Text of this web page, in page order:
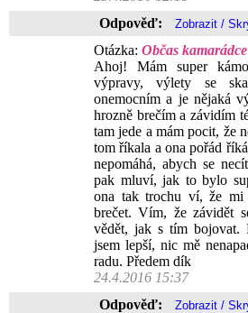
Odpověď:
Otázka: Občas
Ahoj! Mám super
výpravy, výlety se
onemocním a je nějaká
hrozně brečím a závidím
tam jede a mám pocit, že
tom říkala a ona pořád
nepomáhá, abych se
pak mluví, jak to bylo
ona tak trochu ví, že
brečet. Vím, že závidět
vědět, jak s tím bojovat.
jsem lepší, nic mě
radu. Předem dík
24.4.2016 15:37
Odpověď: